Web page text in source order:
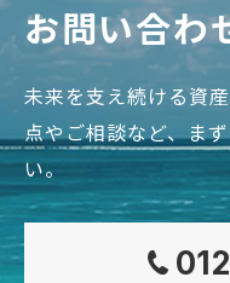
お問い合わ
未来を支え続ける資
点やご相談など、ま
い。